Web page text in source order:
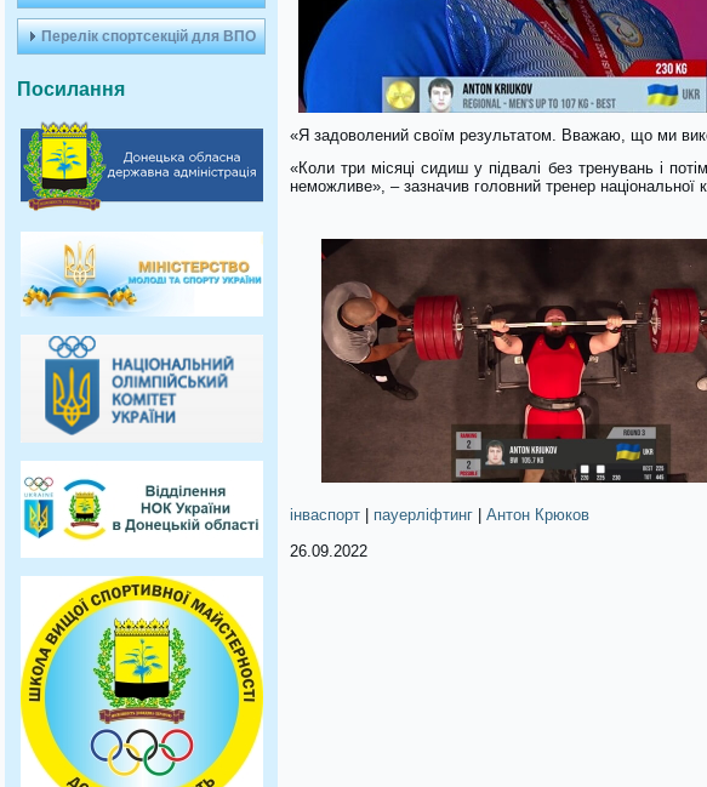
Перелік спортсекцій для ВПО
Посилання
«Я задоволений своїм результатом. Вважаю, що ми
«Коли три місяці сидиш у підвалі без тренувань і
неможливе», – зазначив головний тренер
інваспорт пауерліфтинг
Антон Крюков
26.09.2022